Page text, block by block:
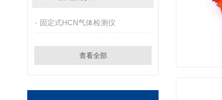
固定式HCN气体检测仪
查看全部